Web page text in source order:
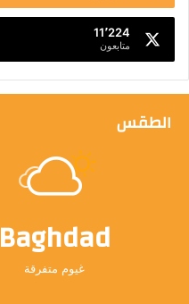
11٬224
متابعون
الطقس
Baghdad
غيوم متفرقة